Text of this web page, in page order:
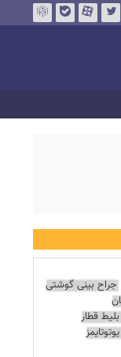
جراح بینی گوشتی
بلیط قطار